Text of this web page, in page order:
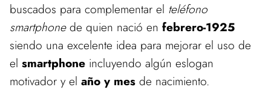
buscados para complementar el teléfono
smartphonede quien nació en febrero-1925
siendo una excelente idea para mejorar el uso de
el smartphone incluyendo algún eslogan
motivador y el año y mes de nacimiento.